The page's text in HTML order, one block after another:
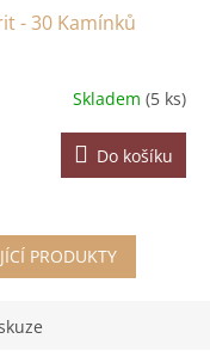
- 30 Kamínků
Skladem (5 ks)
Do košíku
PRODUKTY